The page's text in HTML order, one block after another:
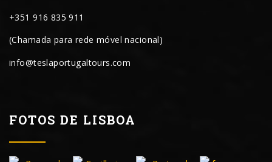
+351 916 835 911
(Chamada para rede móvel nacional)
info@teslaportugaltours.com
FOTOS DE LISBOA